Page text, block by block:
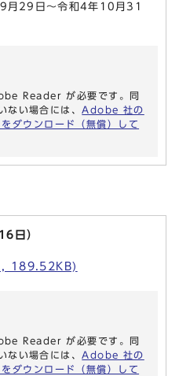
月29日～令和4年10月31
Reader が必要です。同
ない場合には、 Adobe 社の
ダウンロード（無償）して
日）
, 189.52KB)
Reader が必要です。同
ない場合には、 Adobe 社の
ダウンロード（無償）して